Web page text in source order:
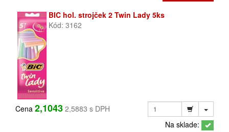
BIC hol. strojček 2 Twin Lady 5ks
Kód: 3162
Cena 2,1043 2,5883 s DPH
Na sklade: